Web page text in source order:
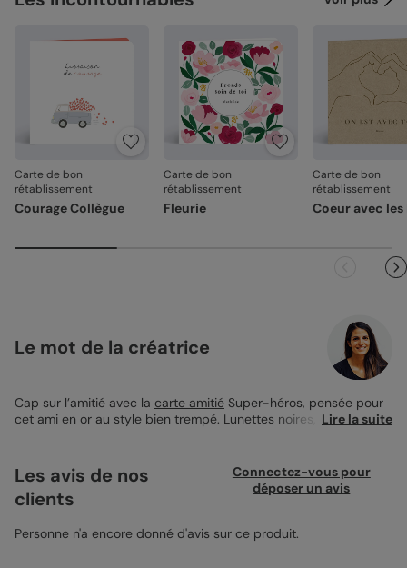
Carte de bon
rétablissement
Courage Collègue
Carte de bon
rétablissement
Fleurie
Carte de bon
rétablissement
Coeur avec les
Le mot de la créatrice
Cap sur l’amitié avec la carte amitié Super-héros, pensée pour
cet ami en or au style bien trempé. Lunettes noires, cape rouge,
coins arrondis. Impression recommandée sur papier création,
avec enveloppe bleu marine assortie. Le message parfait pour
saluer votre héros du quotidien.
Lire la suite
Les avis de nos
clients
Connectez-vous pour
déposer un avis
Personne n'a encore donné d'avis sur ce produit.